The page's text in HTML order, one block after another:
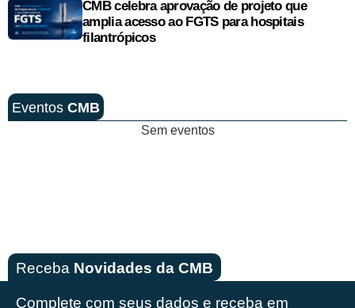
CMB celebra aprovação de projeto que
amplia acesso ao FGTS para hospitais
filantrópicos
Eventos CMB
Sem eventos
Receba Novidades da CMB
Complete com seus dados e receba em